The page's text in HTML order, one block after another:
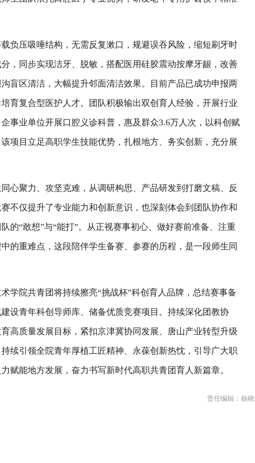
负压吸唾结构，无需反复漱口，规避误吞风险，缩短刷牙时
，同步实现洁牙、脱敏，搭配医用硅胶震动按摩牙龈，改善
盲区清洁，大幅提升邻面清洁效果。目前产品已成功申报两
育复合型医护人才。团队积极输出双创育人经验，开展行业
事业单位开展口腔义诊科普，惠及群众3.6万人次，以科创赋
该项目 立足高职学生技能优势，扎根地方、务实创新，充分展
心聚力、攻坚克难，从调研构思、产品研发到打磨文稿、反
不仅提升了专业能力和创新意识，也深刻体会到团队协作和
的“敢想”与“能打”。从正视赛事初心、做好赛前准备、注重
的重难点，这段陪伴学生备赛、参赛的历程，是一段师生同
学院共青团将持续擦亮“挑战杯”科创育人品牌，总结赛事备
设青年科创导师库、储备优质竞赛项目。持续深化团教协
高质量发展目标，紧扣京津冀协同发展、唐山产业转型升级
续引领全院青年厚植工匠精神、永葆创新热忱，引导广大职
赋能地方发展，奋力书写新时代高职共青团育人新篇章。
责任编辑：杨晓